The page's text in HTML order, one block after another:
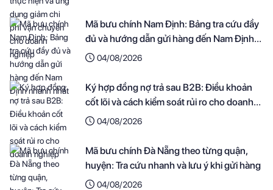
Mã bưu chính Nam Định: Bảng tra cứu đầy
đủ và hướng dẫn gửi hàng đến Nam Định
nhanh nhất
04/08/2026
Ký hợp đồng nợ trả sau B2B: Điều khoản
cốt lõi và cách kiểm soát rủi ro cho doanh
nghiệp
04/08/2026
Mã bưu chính Đà Nẵng theo từng quận,
huyện: Tra cứu nhanh và lưu ý khi gửi hàng
04/08/2026